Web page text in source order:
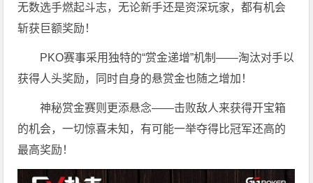
无数选手燃起斗志，无论新手还是资深玩家，都有机会
斩获巨额奖励！
PKO赛事采用独特的“赏金递增”机制——淘汰对手以
获得人头奖励，同时自身的悬赏金也随之增加！
神秘赏金赛则更添悬念——击败敌人来获得开宝箱
的机会，一切惊喜未知，有可能一举夺得比冠军还高的
最高奖励！